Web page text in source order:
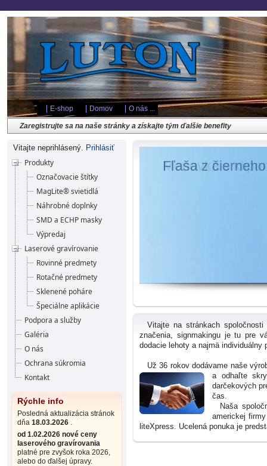
E-shop Domov O nás ...
Ak ste s nami neboli spokojní, povedzte nám to
Využite možnosť bezplatnej personalizácie a doručenia u nás
Zaregistrujte sa na naše stránky a získajte tým ďalšie benefity
Vitajte neprihlásený. Prihlásiť
Produkty
Označovacie štítky
MagLite® svietidlá
Náhrobné doplnky
SMD a ECHP masky
Výpredaj
Laserové gravírovanie
Rovinné predmety
Rotačné predmety
Sklenené poháre
Špeciálne aplikácie
Podpora a služby
Galéria
O nás
Ochrana súkromia
Kontakt
Rýchle info
Posledná aktualizácia stránok
dňa 18.03.2026 .
od 1.02.2026 nové ceny
laserového gravírovania
platné pre zvyšok roka 2026,
alebo do ďalšej úpravy.
Fľaša z
Vitajte na stránkach spoločnosti
značenia, signmakingu je tu pre
dodacie lehoty a najmä
Už 36 rokov dodávame naše
a odhaľte
darčekových
čas.
Naša
americkej
liteXpress. Ucelená ponuka je